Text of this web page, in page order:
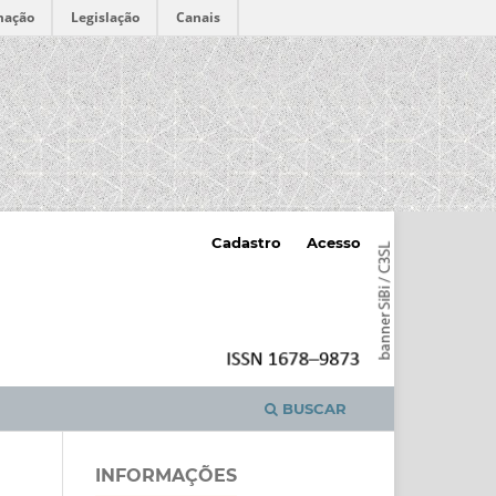
Legislação Canais
BUSCAR
Cadastro Acesso
INFORMAÇÕES